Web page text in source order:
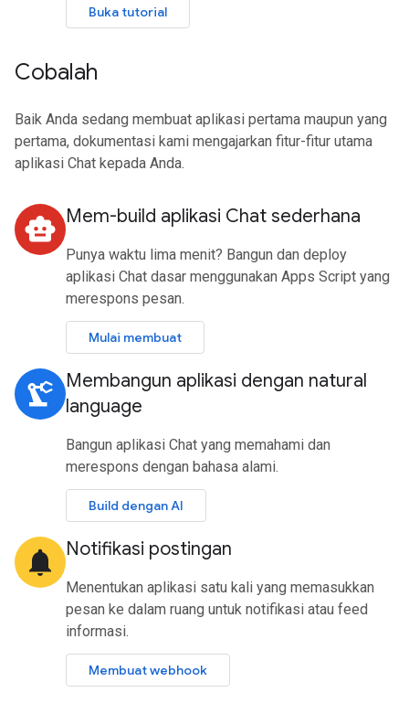
Buka tutorial
Cobalah
Baik Anda sedang membuat aplikasi pertama maupun yang
pertama, dokumentasi kami mengajarkan fitur-fitur utama
aplikasi Chat kepada Anda.
smart_toy Mem-build aplikasi Chat sederhana
Punya waktu lima menit? Bangun dan deploy
aplikasi Chat dasar menggunakan Apps Script yang
merespons pesan.
Mulai membuat
precision_manufacturing
Membangun aplikasi dengan natural
language
Bangun aplikasi Chat yang memahami dan
merespons dengan bahasa alami.
Build dengan AI
notifications Notifikasi postingan
Menentukan aplikasi satu kali yang memasukkan
pesan ke dalam ruang untuk notifikasi atau feed
informasi.
Membuat webhook